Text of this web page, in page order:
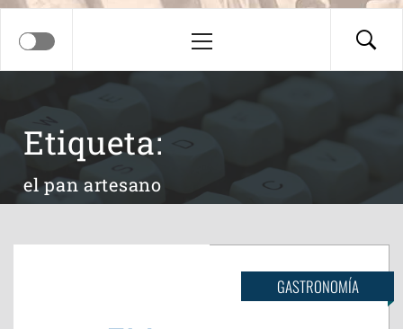
principal
Etiqueta:
el pan artesano
GASTRONOMÍA